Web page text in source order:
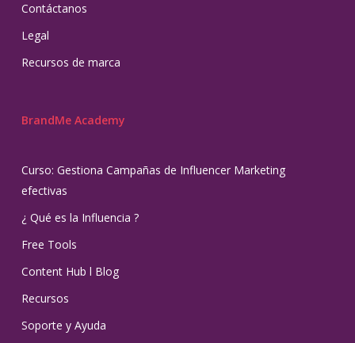
Contáctanos
Legal
Recursos de marca
BrandMe Academy
Curso: Gestiona Campañas de Influencer Marketing
efectivas
¿ Qué es la Influencia ?
Free Tools
Content Hub l Blog
Recursos
Soporte y Ayuda